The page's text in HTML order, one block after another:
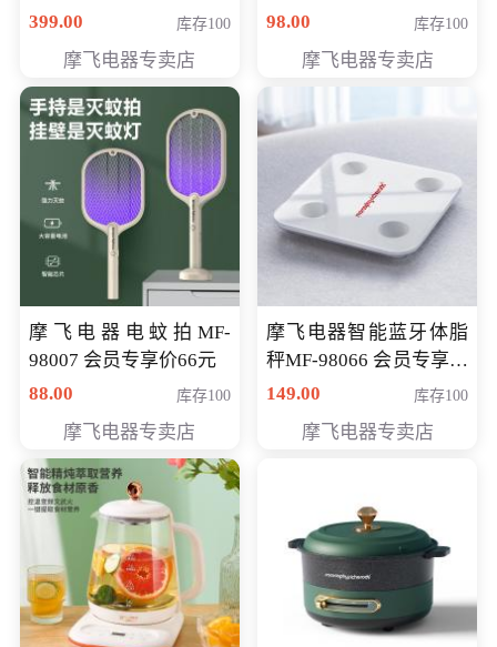
元
399.00 库存100
摩飞电器专卖店
98.00
库存100
摩飞电器专卖店
摩飞电器电蚊拍MF-
98007 会员专享价66元
88.00
库存100
摩飞电器专卖店
摩飞电器智能蓝牙体脂
秤MF-98066 会员专享价
98元
149.00 库存100
摩飞电器专卖店